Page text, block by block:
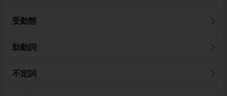
受動態
助動詞
不定詞